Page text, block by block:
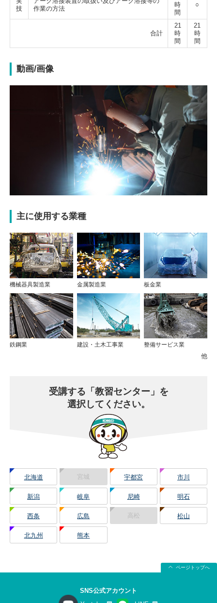
技
作業の方法
時
間
○
合計
21
時
間
21
時
間
動画/画像
主に使用する業種
機械器具製造業 金属製造業 板金業
鉄鋼業 建設・土木工事業 整備サービス業
他
受講する 「教習センター」を
選択してください。
北海道 宮城 宇都宮 市川
新潟 岐阜 尼崎 明石
西条 広島 高松 松山
北九州 熊本
ページトップへ
SNS公式アカウント